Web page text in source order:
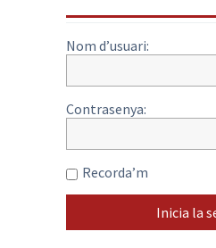
Nom d’usuari:
Contrasenya:
Recorda’m